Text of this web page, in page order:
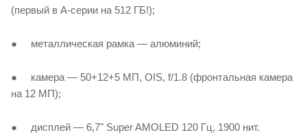
(первый в А-серии на 512 ГБ!);
● металлическая рамка — алюминий;
● камера — 50+12+5 МП, OIS, f/1.8 (фронтальная камера
на 12 МП);
● дисплей — 6,7" Super AMOLED 120 Гц, 1900 нит.